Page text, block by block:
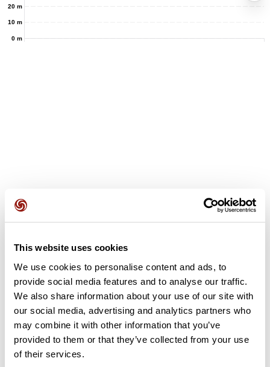
This website uses cookies
We use cookies to personalise content and ads, to
provide social media features and to analyse our traffic.
We also share information about your use of our site with
our social media, advertising and analytics partners who
may combine it with other information that you’ve
provided to them or that they’ve collected from your use
of their services.
0 m
10 m
20 m
Soyez le premier à ajouter un avis !
Ajouter un avis